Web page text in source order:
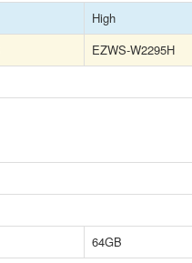
High
EZWS-W2295H
64GB